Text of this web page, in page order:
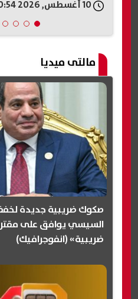
مالتى ميديا
صكوك ضريبية جديدة
السيسي يوافق على
ضريبية» (انفوجرافيك)